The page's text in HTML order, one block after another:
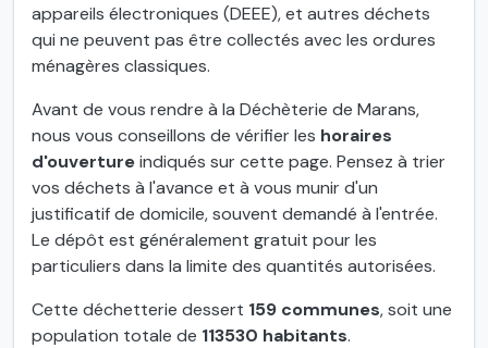
appareils électroniques (DEEE), et autres déchets
qui ne peuvent pas être collectés avec les ordures
ménagères classiques.
Avant de vous rendre à la Déchèterie de Marans,
nous vous conseillons de vérifier les horaires
d'ouvertureindiqués sur cette page. Pensez à trier
vos déchets à l'avance et à vous munir d'un
justificatif de domicile, souvent demandé à l'entrée.
Le dépôt est généralement gratuit pour les
particuliers dans la limite des quantités autorisées.
Cette déchetterie dessert 159 communes, soit une
population totale de 113530 habitants.